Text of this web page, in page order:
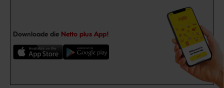
Downloade die Netto plus App!